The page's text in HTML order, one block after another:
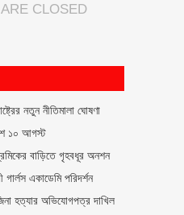
CLOSED
নতুন নীতিমালা ঘোষণা
১০ আগস্ট
বাড়িতে গৃহবধূর অনশন
গার্লস একাডেমি পরিদর্শন
হত্যার অভিযোগপত্র দাখিল